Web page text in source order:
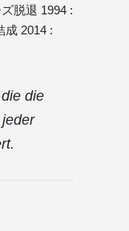
脱退 1994 :
成 2014 :
die